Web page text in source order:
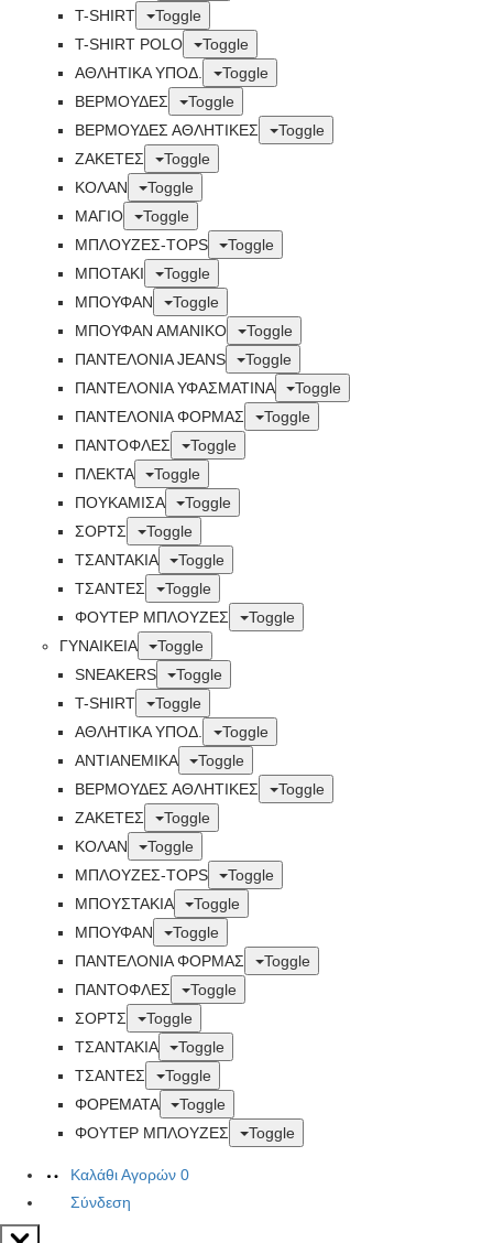
T-SHIRT
Toggle
T-SHIRT POLO
Toggle
ΑΘΛΗΤΙΚΑ ΥΠΟΔ.
Toggle
ΒΕΡΜΟΥΔΕΣ
Toggle
ΒΕΡΜΟΥΔΕΣ ΑΘΛΗΤΙΚΕΣ
Toggle
ΖΑΚΕΤΕΣ
Toggle
ΚΟΛΑΝ
Toggle
ΜΑΓΙΟ
Toggle
ΜΠΛΟΥΖΕΣ-TOPS
Toggle
ΜΠΟΤΑΚΙ
Toggle
ΜΠΟΥΦΑΝ
Toggle
ΜΠΟΥΦΑΝ ΑΜΑΝΙΚΟ
Toggle
ΠΑΝΤΕΛΟΝΙΑ JEANS
Toggle
ΠΑΝΤΕΛΟΝΙΑ ΥΦΑΣΜΑΤΙΝΑ
Toggle
ΠΑΝΤΕΛΟΝΙΑ ΦΟΡΜΑΣ
Toggle
ΠΑΝΤΟΦΛΕΣ
Toggle
ΠΛΕΚΤΑ
Toggle
ΠΟΥΚΑΜΙΣΑ
Toggle
ΣΟΡΤΣ
Toggle
ΤΣΑΝΤΑΚΙΑ
Toggle
ΤΣΑΝΤΕΣ
Toggle
ΦΟΥΤΕΡ ΜΠΛΟΥΖΕΣ
Toggle
ΓΥΝΑΙΚΕΙΑ
Toggle
SNEAKERS
Toggle
T-SHIRT
Toggle
ΑΘΛΗΤΙΚΑ ΥΠΟΔ.
Toggle
ΑΝΤΙΑΝΕΜΙΚΑ
Toggle
ΒΕΡΜΟΥΔΕΣ ΑΘΛΗΤΙΚΕΣ
Toggle
ΖΑΚΕΤΕΣ
Toggle
ΚΟΛΑΝ
Toggle
ΜΠΛΟΥΖΕΣ-TOPS
Toggle
ΜΠΟΥΣΤΑΚΙΑ
Toggle
ΜΠΟΥΦΑΝ
Toggle
ΠΑΝΤΕΛΟΝΙΑ ΦΟΡΜΑΣ
Toggle
ΠΑΝΤΟΦΛΕΣ
Toggle
ΣΟΡΤΣ
Toggle
ΤΣΑΝΤΑΚΙΑ
Toggle
ΤΣΑΝΤΕΣ
Toggle
ΦΟΡΕΜΑΤΑ
Toggle
ΦΟΥΤΕΡ ΜΠΛΟΥΖΕΣ
Toggle
Καλάθι Αγορών 0
Σύνδεση